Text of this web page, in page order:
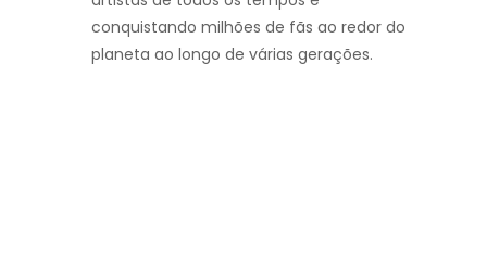
conquistando milhões de fãs ao redor do
planeta ao longo de várias gerações.